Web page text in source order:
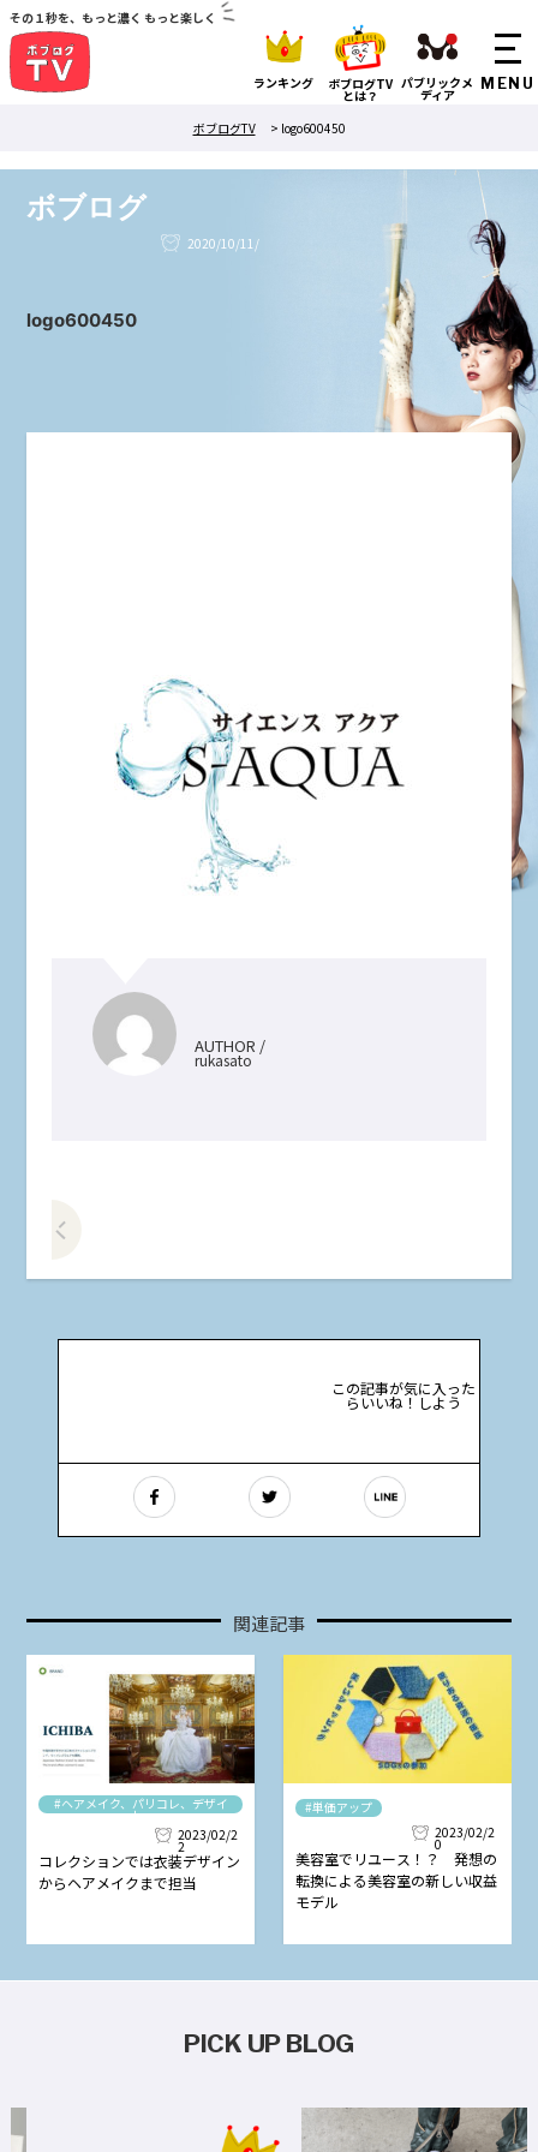
その１秒を、もっと濃く もっと楽しく
ランキング ボブログTV
とは？
パブリックメ
ディア
ボブログTV
> logo600450
ボブログ
2020/10/11/
logo600450
AUTHOR /
rukasato
この記事が気に入った
らいいね！しよう
関連記事
#ヘアメイク、パリコレ、デザイ
ナー
2023/02/2
2
コレクションでは衣装デザイン
からヘアメイクまで担当
#単価アップ
2023/02/2
0
美容室でリユース！？ 発想の
転換による美容室の新しい収益
モデル
PICK UP BLOG